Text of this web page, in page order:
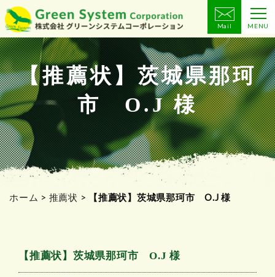
コ
ン
テ
ン
ツ
へ
ス
キ
ッ
プ
Mail MENU
【推薦状】茨城県那珂
市 O.J 様
ホーム > 推薦状 > 【推薦状】茨城県那珂市 O.J 様
【推薦状】茨城県那珂市 O.J 様